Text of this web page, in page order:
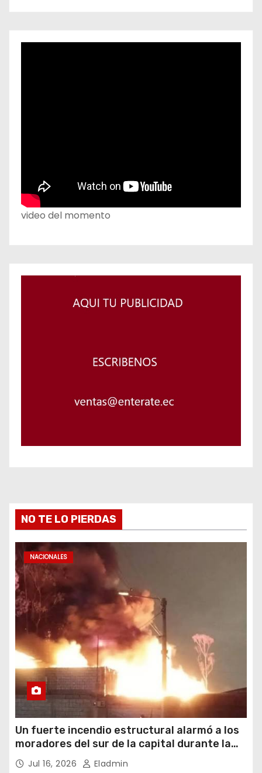
video del momento
NO TE LO PIERDAS
NACIONALES
Un fuerte incendio estructural alarmó a los
moradores del sur de la capital durante la
noche del miércoles 15 de julio de 2026
Jul 16, 2026 Eladmin